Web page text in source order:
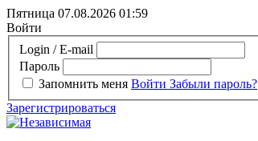
Пятница 07.08.2026 01:59
Войти
Login / E-mail
Пароль
Запомнить меня Войти Забыли пароль?
Зарегистрироваться